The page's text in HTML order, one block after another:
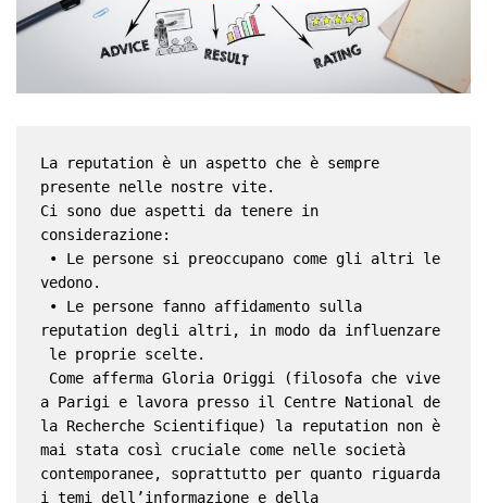
La reputation è un aspetto che è sempre
presente nelle nostre vite.
Ci sono due aspetti da tenere in
considerazione:
vedono.
reputation degli altri, in modo da influenzare
le proprie scelte.
a Parigi e lavora presso il Centre National de
la Recherche Scientifique) la reputation non è
mai stata così cruciale come nelle società
contemporanee, soprattutto per quanto riguarda
i temi dell’informazione e della